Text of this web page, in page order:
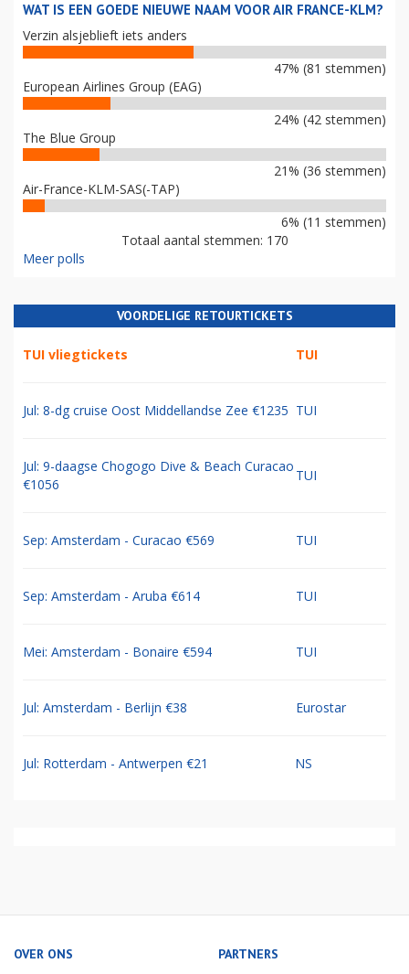
WAT IS EEN GOEDE NIEUWE NAAM VOOR AIR FRANCE-KLM?
Verzin alsjeblieft iets anders
47% (81 stemmen)
European Airlines Group (EAG)
24% (42 stemmen)
The Blue Group
21% (36 stemmen)
Air-France-KLM-SAS(-TAP)
6% (11 stemmen)
Totaal aantal stemmen: 170
Meer polls
VOORDELIGE RETOURTICKETS
TUI vliegtickets TUI
Jul: 8-dg cruise Oost Middellandse Zee €1235 TUI
Jul: 9-daagse Chogogo Dive & Beach Curacao
€1056
TUI
Sep: Amsterdam - Curacao €569 TUI
Sep: Amsterdam - Aruba €614 TUI
Mei: Amsterdam - Bonaire €594 TUI
Jul: Amsterdam - Berlijn €38 Eurostar
Jul: Rotterdam - Antwerpen €21 NS
OVER ONS PARTNERS